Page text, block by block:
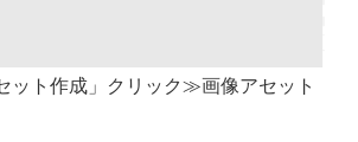
ット作成」クリック≫画像アセット